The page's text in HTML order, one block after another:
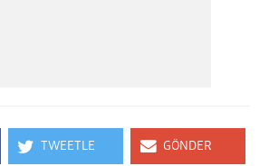
TWEETLE GÖNDER